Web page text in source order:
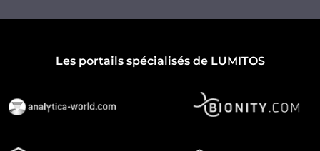
Les portails spécialisés de LUMITOS